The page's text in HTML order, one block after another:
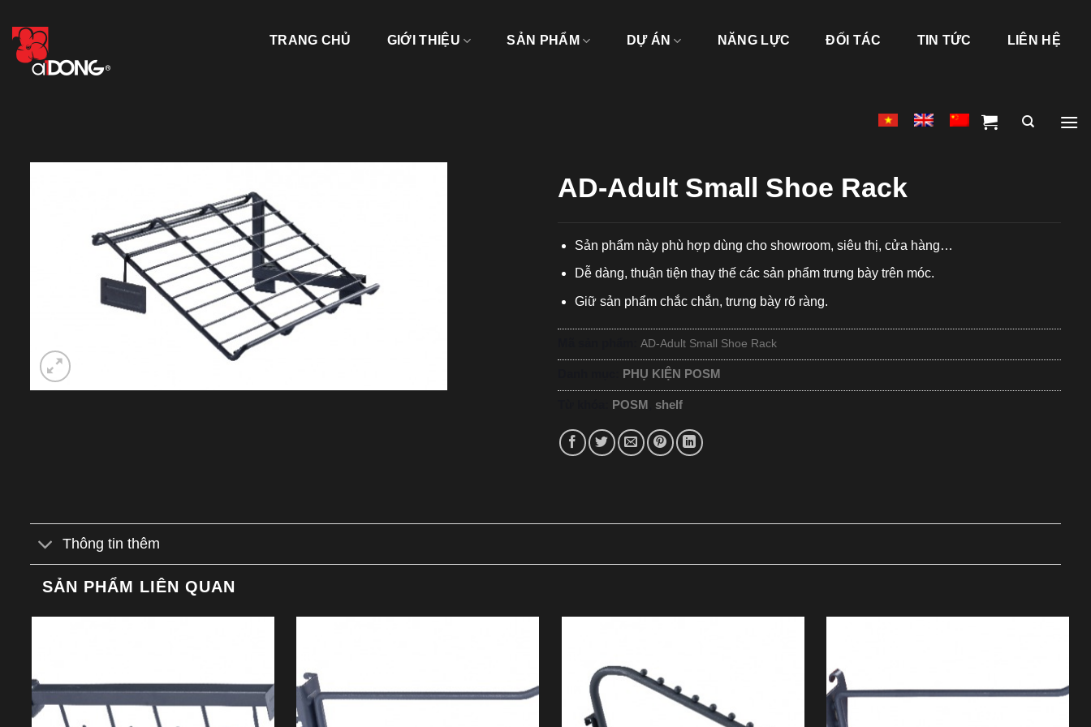
content
TRANG CHỦ GIỚI THIỆU SẢN PHẨM DỰ ÁN NĂNG LỰC ĐỐI TÁC TIN TỨC LIÊN HỆ
AD-Adult Small Shoe Rack
Sản phẩm này phù hợp dùng cho showroom, siêu thị, cửa hàng…
Dễ dàng, thuận tiện thay thế các sản phẩm trưng bày trên móc.
Giữ sản phẩm chắc chắn, trưng bày rõ ràng.
AD-Adult Small Shoe Rack
PHỤ KIỆN POSM
POSM shelf
Thông tin thêm
SẢN PHẨM LIÊN QUAN